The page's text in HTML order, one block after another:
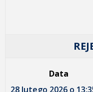
Data
28 lutego 2026 o